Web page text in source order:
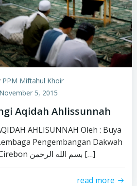
PPM Miftahul Khoir
November 5, 2015
Aqidah Ahlissunnah
AHLISUNNAH Oleh : Buya
Pengembangan Dakwah
Al-Bahjah Cirebon بسم الله الرحمن […]
read more